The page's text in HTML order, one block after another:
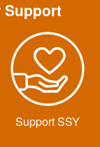
Support
Support SSY